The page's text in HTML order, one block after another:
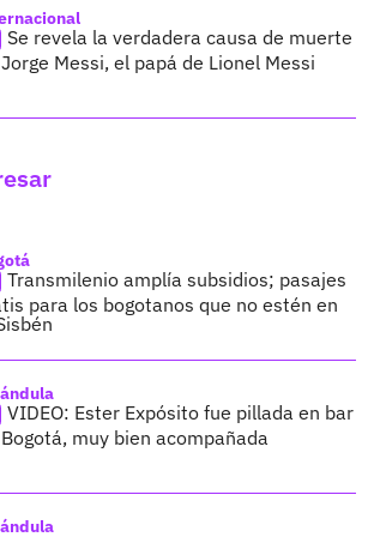
Se revela la verdadera causa de muerte
Messi, el papá de Lionel Messi
Transmilenio amplía subsidios; pasajes
para los bogotanos que no estén en
VIDEO: Ester Expósito fue pillada en bar
muy bien acompañada